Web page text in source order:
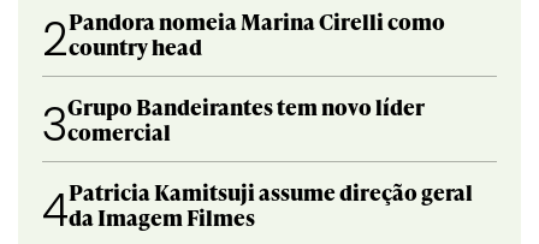
2Pandora nomeia Marina Cirelli como
country head
3Grupo Bandeirantes tem novo líder
comercial
4Patricia Kamitsuji assume direção geral
da Imagem Filmes